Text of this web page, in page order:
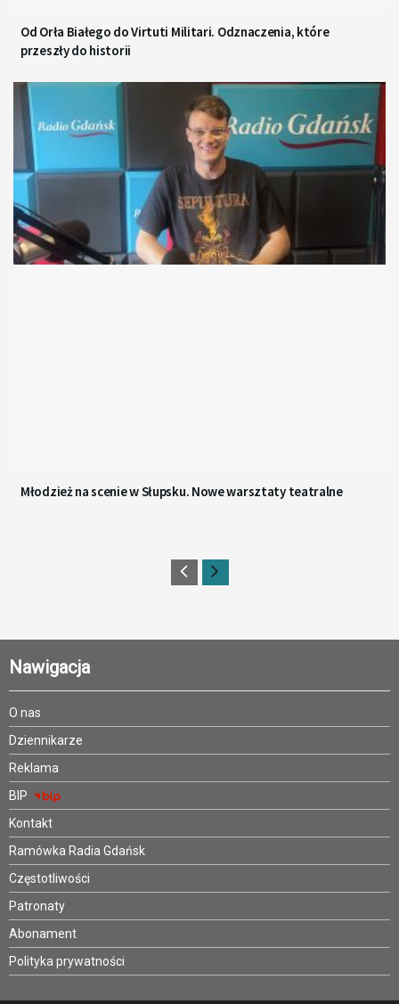
Od Orła Białego do Virtuti Militari. Odznaczenia, które
przeszły do historii
Młodzież na scenie w Słupsku. Nowe warsztaty teatralne
Nawigacja
O nas
Dziennikarze
Reklama
BIP
Kontakt
Ramówka Radia Gdańsk
Częstotliwości
Patronaty
Abonament
Polityka prywatności